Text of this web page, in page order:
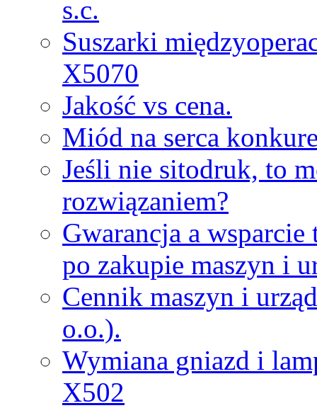
s.c.
Suszarki
X5070
Jakość vs cena.
Miód na serca
Jeśli nie sitodruk, to
rozwiązaniem?
Gwarancja a
po zakupie maszyn i
Cennik maszyn i
o.o.).
Wymiana gniazd i
X502